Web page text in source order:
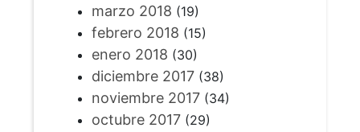
marzo 2018 (19)
febrero 2018 (15)
enero 2018 (30)
diciembre 2017(38)
noviembre 2017(34)
octubre 2017(29)